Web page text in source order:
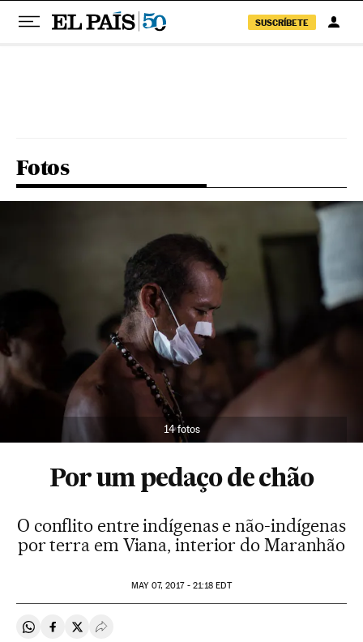
SUSCRÍBETE
Fotos
14 fotos
Por um pedaço de chão
O conflito entre indígenas e não-indígenas
por terra em Viana, interior do Maranhão
MAY07, 2017 - 21:18 EDT
Compartir en Whatsapp
Compartir en Facebook
Compartir en Twitter
Desplegar Redes Sociales